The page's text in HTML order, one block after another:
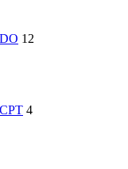
12
4